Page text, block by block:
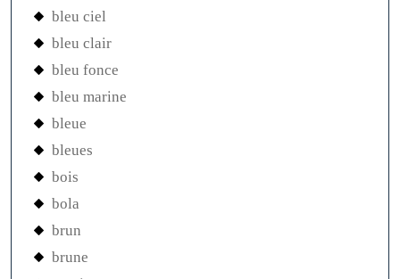
bleu ciel
bleu clair
bleu fonce
bleu marine
bleue
bleues
bois
bola
brun
brune